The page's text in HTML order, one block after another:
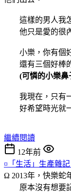
這樣的男人我怎
他只是愛的很內
小樂，你有個好
還有三個好棒的
(可憐的小樂
我現在，只有一
好希望時光就一
繼續閱讀
12年前
¤「生活」生產雜記
Ω 2013年，快樂蛇
原本沒有想要記